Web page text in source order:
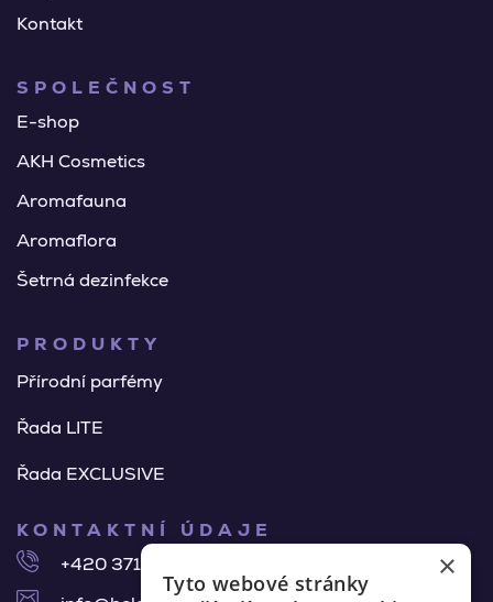
Kontakt
SPOLEČNOST
E-shop
AKH Cosmetics
Aromafauna
Aromaflora
Šetrná dezinfekce
PRODUKTY
Přírodní parfémy
Řada LITE
Řada EXCLUSIVE
KONTAKTNÍ ÚDAJE
+420 371 140 918
×
Tyto webové stránky